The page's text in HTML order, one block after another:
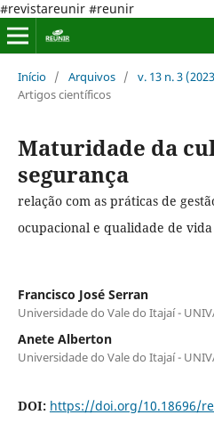
#revistareunir #reunir
Início / Arquivos / v. 13 n. 3
Artigos científicos
Maturidade da
segurança
relação com as práticas de
ocupacional e qualidade de
Francisco José Serran
Universidade do Vale do Itajaí -
Anete Alberton
Universidade do Vale do Itajaí -
DOI: https://doi.org/10.18696/